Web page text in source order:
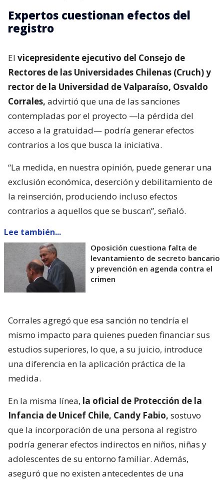
Expertos cuestionan efectos del
registro
El vicepresidente ejecutivo del Consejo de
Rectores de las Universidades Chilenas (Cruch) y
rector de la Universidad de Valparaíso, Osvaldo
Corrales, advirtió que una de las sanciones
contempladas por el proyecto —la pérdida del
acceso a la gratuidad— podría generar efectos
contrarios a los que busca la iniciativa.
“La medida, en nuestra opinión, puede generar una
exclusión económica, deserción y debilitamiento de
la reinserción, produciendo incluso efectos
contrarios a aquellos que se buscan”, señaló.
Lee también...
Oposición cuestiona falta de
levantamiento de secreto bancario
y prevención en agenda contra el
crimen
Corrales agregó que esa sanción no tendría el
mismo impacto para quienes pueden financiar sus
estudios superiores, lo que, a su juicio, introduce
una diferencia en la aplicación práctica de la
medida.
En la misma línea, la oficial de Protección de la
Infancia de Unicef Chile, Candy Fabio, sostuvo
que la incorporación de una persona al registro
podría generar efectos indirectos en niños, niñas y
adolescentes de su entorno familiar. Además,
aseguró que no existen antecedentes de una